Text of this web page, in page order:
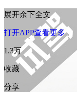
展开余下全文
打开APP查看更多
1.3万
收藏
分享